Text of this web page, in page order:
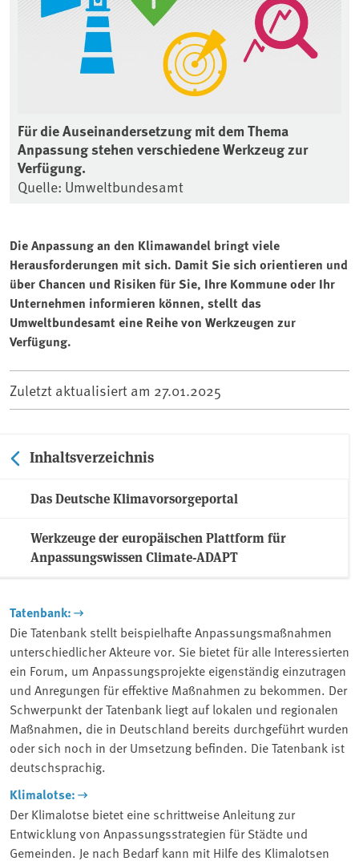
Für die Auseinandersetzung mit dem Thema
Anpassung stehen verschiedene Werkzeug zur
Verfügung.
Quelle: Umweltbundesamt
Die Anpassung an den Klimawandel bringt viele
Herausforderungen mit sich. Damit Sie sich orientieren und
über Chancen und Risiken für Sie, Ihre Kommune oder Ihr
Unternehmen informieren können, stellt das
Umweltbundesamt eine Reihe von Werkzeugen zur
Verfügung.
Zuletzt aktualisiert am 27.01.2025
Inhaltsverzeichnis
Das Deutsche Klimavorsorgeportal
Werkzeuge der europäischen Plattform für
Anpassungswissen Climate-ADAPT
Tatenbank:
Die Tatenbank stellt beispielhafte Anpassungsmaßnahmen
unterschiedlicher Akteure vor. Sie bietet für alle Interessierten
ein Forum, um Anpassungsprojekte eigenständig einzutragen
und Anregungen für effektive Maßnahmen zu bekommen. Der
Schwerpunkt der Tatenbank liegt auf lokalen und regionalen
Maßnahmen, die in Deutschland bereits durchgeführt wurden
oder sich noch in der Umsetzung befinden. Die Tatenbank ist
deutschsprachig.
Klimalotse:
Der Klimalotse bietet eine schrittweise Anleitung zur
Entwicklung von Anpassungsstrategien für Städte und
Gemeinden. Je nach Bedarf kann mit Hilfe des Klimalotsen